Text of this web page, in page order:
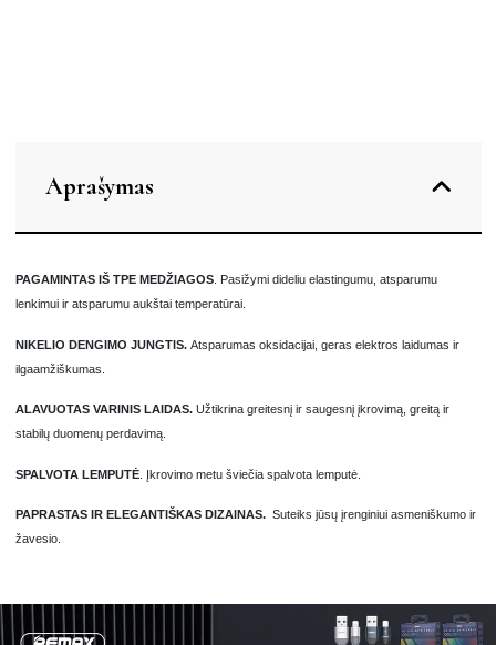
Aprašymas
PAGAMINTAS IŠ TPE MEDŽIAGOS.
Pasižymi dideliu elastingumu, atsparumu
lenkimui ir atsparumu aukštai temperatūrai.
NIKELIO DENGIMO JUNGTIS.Atsparumas oksidacijai, geras elektros laidumas ir
ilgaamžiškumas.
ALAVUOTAS VARINIS LAIDAS.Užtikrina greitesnį ir saugesnį įkrovimą, greitą ir
stabilų duomenų perdavimą.
SPALVOTA LEMPUTĖ. Įkrovimo metu šviečia spalvota lemputė.
PAPRASTAS IR ELEGANTIŠKAS DIZAINAS.Suteiks jūsų įrenginiui asmeniškumo ir
žavesio.